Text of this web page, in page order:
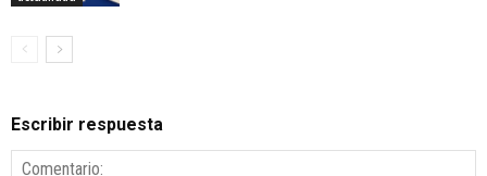
Escribir respuesta